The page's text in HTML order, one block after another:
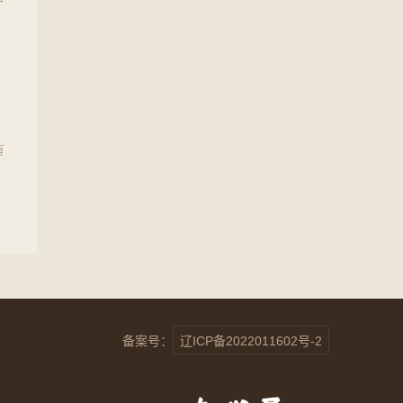
备案号： 辽ICP备2022011602号-2